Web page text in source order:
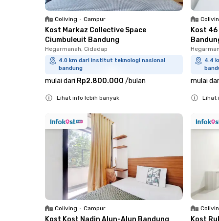
Coliving • Campur
Kost Markaz Collective Space
Ciumbuleuit Bandung
Hegarmanah, Cidadap
4.0 km dari institut teknologi nasional
bandung
mulai dari Rp2.800.000 /bulan
Lihat info lebih banyak
Kost
4.4
mulai
Lihat
Coliving • Campur
Kost Kost Nadin Alun-Alun Bandung Kost